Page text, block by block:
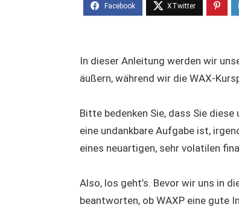
In dieser Anleitung werden wir
äußern, während wir die WAX-
Bitte bedenken Sie, dass Sie
eine undankbare Aufgabe ist,
eines neuartigen, sehr volatilen
Also, los geht’s. Bevor wir uns in
beantworten, ob WAXP eine gute